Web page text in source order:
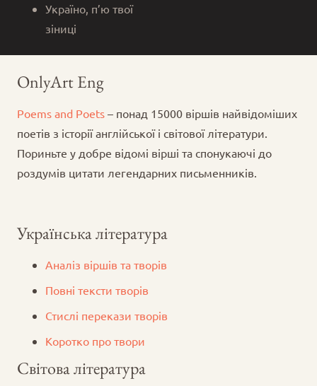
Україно, п’ю твої
зіниці
OnlyArt Eng
Poems and Poets – понад 15000 віршів найвідоміших
поетів з історії англійської і світової літератури.
Пориньте у добре відомі вірші та спонукаючі до
роздумів цитати легендарних письменників.
Українська література
Аналіз віршів та творів
Повні тексти творів
Стислі перекази творів
Коротко про твори
Світова література